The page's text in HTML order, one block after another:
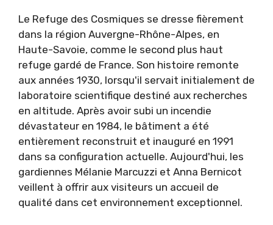
Le Refuge des Cosmiques se dresse fièrement
dans la région Auvergne-Rhône-Alpes, en
Haute-Savoie, comme le second plus haut
refuge gardé de France. Son histoire remonte
aux années 1930, lorsqu'il servait initialement de
laboratoire scientifique destiné aux recherches
en altitude. Après avoir subi un incendie
dévastateur en 1984, le bâtiment a été
entièrement reconstruit et inauguré en 1991
dans sa configuration actuelle. Aujourd'hui, les
gardiennes Mélanie Marcuzzi et Anna Bernicot
veillent à offrir aux visiteurs un accueil de
qualité dans cet environnement exceptionnel.